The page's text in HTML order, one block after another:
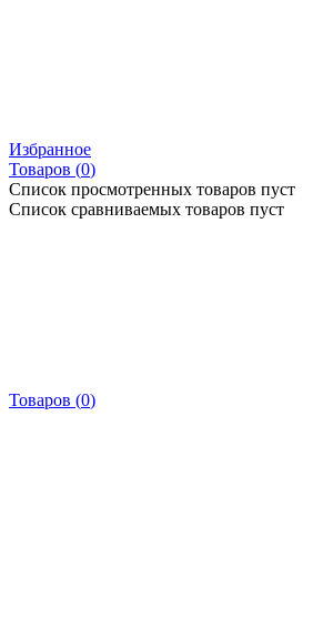
Избранное
Товаров (0)
Список просмотренных товаров пуст
Список сравниваемых товаров пуст
Товаров (0)